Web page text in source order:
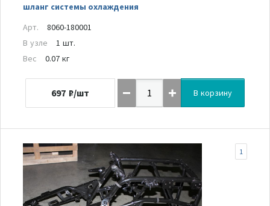
шланг системы охлаждения
Арт.
8060-180001
В узле
1 шт.
Вес
0.07 кг
697 ₽/шт В корзину
1